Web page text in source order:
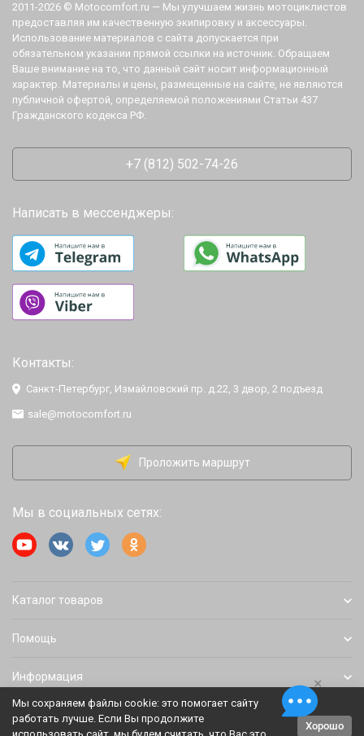
2011-2026 © Motocomfort.ru — Мы улучшаем жизнь мотоциклистов
предоставляя им качественную экипировку и аксессуары.
Использование материалов с сайта допускается при
обязательном указании прямой ссылки на источник. Обращаем
Ваше внимание на то, что данный сайт носит информационный
характер. Материалы и цены, размещенные на сайте, не являются
публичной офертой, определяемой положениями Статьи 437
Гражданского кодекса РФ.
+7 (812) 502-74-26
Написать в мессенджеры:
Контакты:
Санкт-Петербург, Измайловский пр. д.22, 3 двор, 2 подъезд
sale@motocomfort.ru
Проложить маршрут
Мы в социальных сетях:
Каталог товаров
Помощь
Информация
Политика персональных данных
Мы сохраняем файлы cookie: это помогает сайту
работать лучше. Если Вы продолжите
Хорошо
×